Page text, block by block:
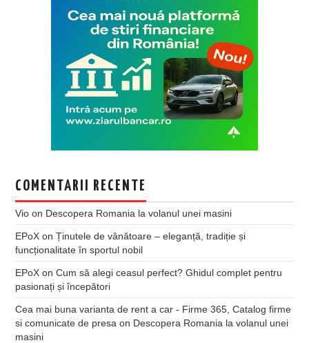
COMENTARII RECENTE
Vio on Descopera Romania la volanul unei masini
EPoX onȚinutele de vânătoare – eleganță, tradiție și
funcționalitate în sportul nobil
EPoX onCum să alegi ceasul perfect? Ghidul complet pentru
pasionați și începători
Cea mai buna varianta de rent a car - Firme 365, Catalog firme
si comunicate de presa on Descopera Romania la volanul unei
masini